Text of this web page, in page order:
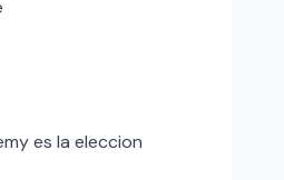
es la eleccion